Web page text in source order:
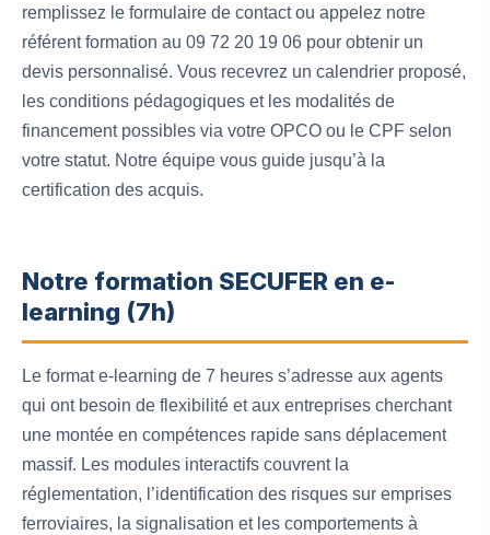
remplissez le formulaire de contact ou appelez notre
référent formation au 09 72 20 19 06 pour obtenir un
devis personnalisé. Vous recevrez un calendrier proposé,
les conditions pédagogiques et les modalités de
financement possibles via votre OPCO ou le CPF selon
votre statut. Notre équipe vous guide jusqu’à la
certification des acquis.
Notre formation SECUFER en e-
learning (7h)
Le format e-learning de 7 heures s’adresse aux agents
qui ont besoin de flexibilité et aux entreprises cherchant
une montée en compétences rapide sans déplacement
massif. Les modules interactifs couvrent la
réglementation, l’identification des risques sur emprises
ferroviaires, la signalisation et les comportements à